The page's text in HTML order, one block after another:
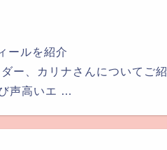
ールを紹介
ー、カリナさんについてご紹
声高いエ …